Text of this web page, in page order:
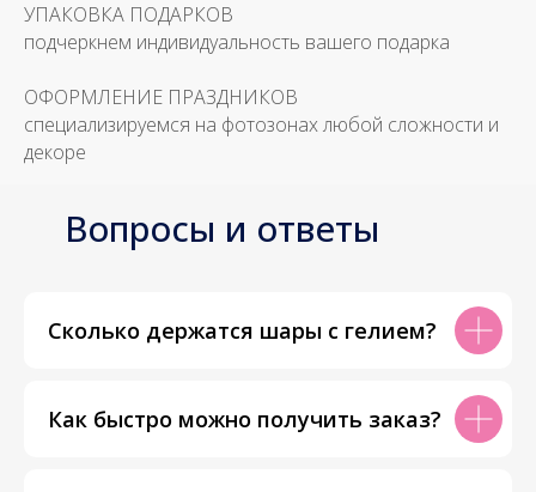
УПАКОВКА ПОДАРКОВ
подчеркнем индивидуальность вашего подарка
ОФОРМЛЕНИЕ ПРАЗДНИКОВ
специализируемся на фотозонах любой сложности и
декоре
Вопросы и ответы
Сколько держатся шары с гелием?
Как быстро можно получить заказ?